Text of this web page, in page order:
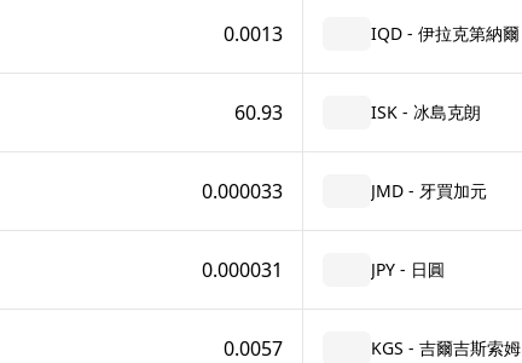
0.0013 IQD - 伊拉克第納爾
60.93 ISK - 冰島克朗
0.000033 JMD - 牙買加元
0.000031 JPY - 日圓
0.0057 KGS - 吉爾吉斯索姆